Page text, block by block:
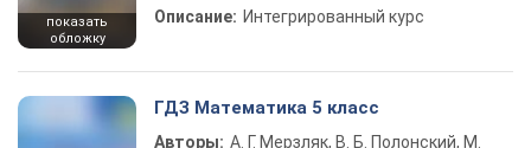
показать
обложку
Описание: Интегрированный курс
ГДЗ Математика 5 класс
Авторы: А. Г. Мерзляк, В. Б. Полонский, М.